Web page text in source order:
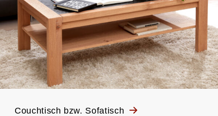
Couchtisch bzw. Sofatisch